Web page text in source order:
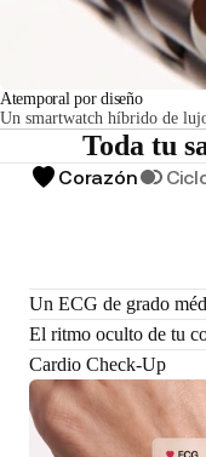
Atemporal por diseño
Un smartwatch híbrido de
Toda tu
Corazón
Un ECG de grado
El ritmo oculto de tu
Cardio Check-Up